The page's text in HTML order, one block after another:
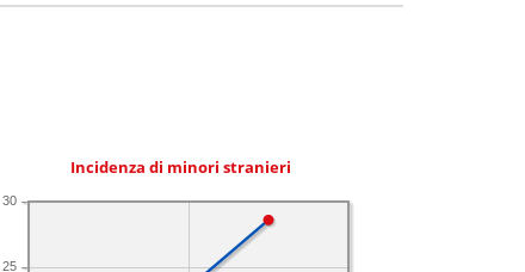
Incidenza di minori stranieri
25
30